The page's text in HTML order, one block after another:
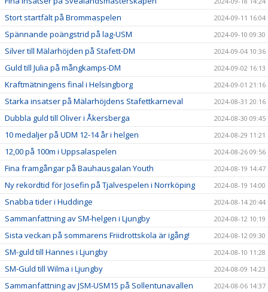
Stort startfält på Brommaspelen 2024-09-11 16:04
Spännande poängstrid på lag-USM 2024-09-10 09:30
Silver till Mälarhöjden på Stafett-DM 2024-09-04 10:36
Guld till Julia på mångkamps-DM 2024-09-02 16:13
Kraftmätningens final i Helsingborg 2024-09-01 21:16
Starka insatser på Mälarhöjdens Stafettkarneval 2024-08-31 20:16
Dubbla guld till Oliver i Åkersberga 2024-08-30 09:45
10 medaljer på UDM 12-14 år i helgen 2024-08-29 11:21
12,00 på 100m i Uppsalaspelen 2024-08-26 09:56
Fina framgångar på Bauhausgalan Youth 2024-08-19 14:47
Ny rekordtid för Josefin på Tjalvespelen i Norrköping 2024-08-19 14:00
Snabba tider i Huddinge 2024-08-14 20:44
Sammanfattning av SM-helgen i Ljungby 2024-08-12 10:19
Sista veckan på sommarens Friidrottskola är igång! 2024-08-12 09:30
SM-guld till Hannes i Ljungby 2024-08-10 11:28
SM-Guld till Wilma i Ljungby 2024-08-09 14:23
Sammanfattning av JSM-USM15 på Sollentunavallen 2024-08-06 14:37